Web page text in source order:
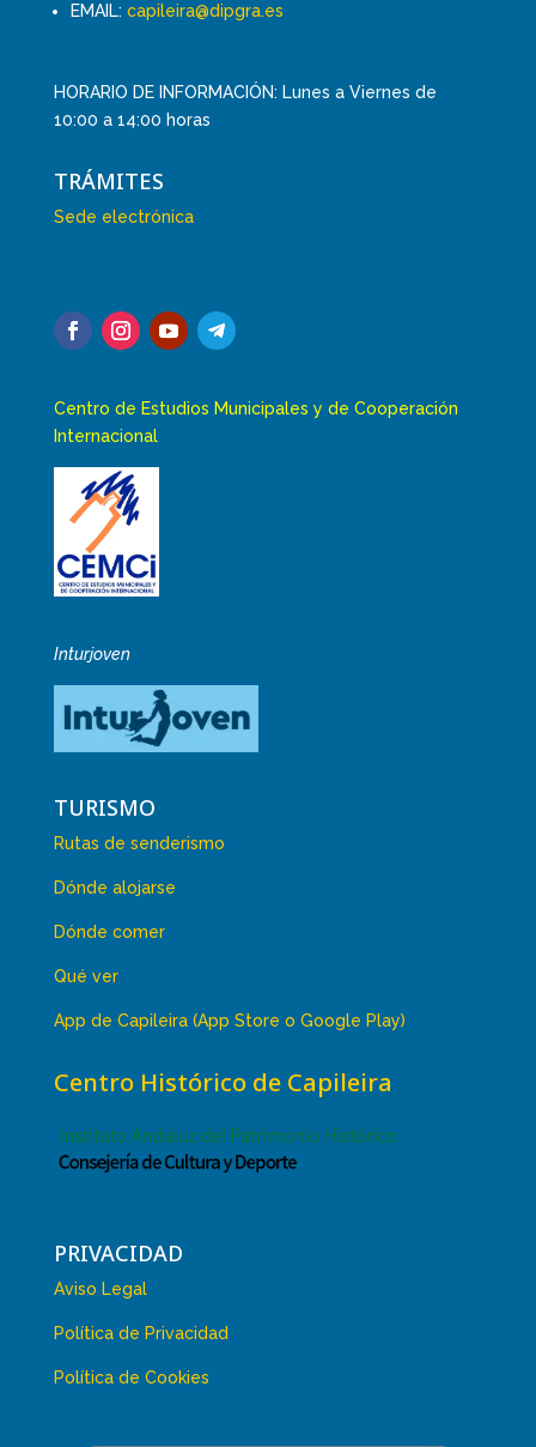
EMAIL: capileira@dipgra.es
HORARIO DE INFORMACIÓN: Lunes a Viernes de
10:00 a 14:00 horas
TRÁMITES
Sede electrónica
Centro de Estudios Municipales y de Cooperación
Internacional
Inturjoven
TURISMO
Rutas de senderismo
Dónde alojarse
Dónde comer
Qué ver
App de Capileira (App Store o Google Play)
Centro Histórico de Capileira
PRIVACIDAD
Aviso Legal
Política de Privacidad
Política de Cookies